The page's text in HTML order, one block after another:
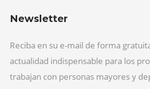
Newsletter
Reciba en su e-mail de forma
actualidad indispensable para los
trabajan con personas mayores y